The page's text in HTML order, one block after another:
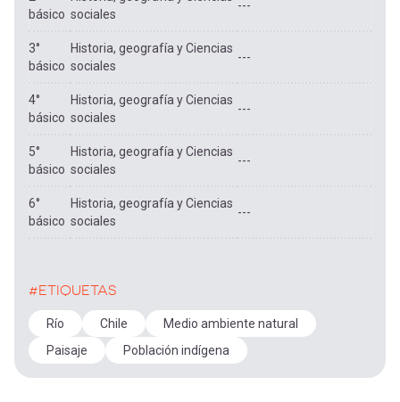
básico sociales
---
3°
básico
Historia, geografía y Ciencias
sociales
---
4°
básico
Historia, geografía y Ciencias
sociales
---
5°
básico
Historia, geografía y Ciencias
sociales
---
6°
básico
Historia, geografía y Ciencias
sociales
---
#ETIQUETAS
Río Chile
Medio ambiente natural
Paisaje
Población indígena